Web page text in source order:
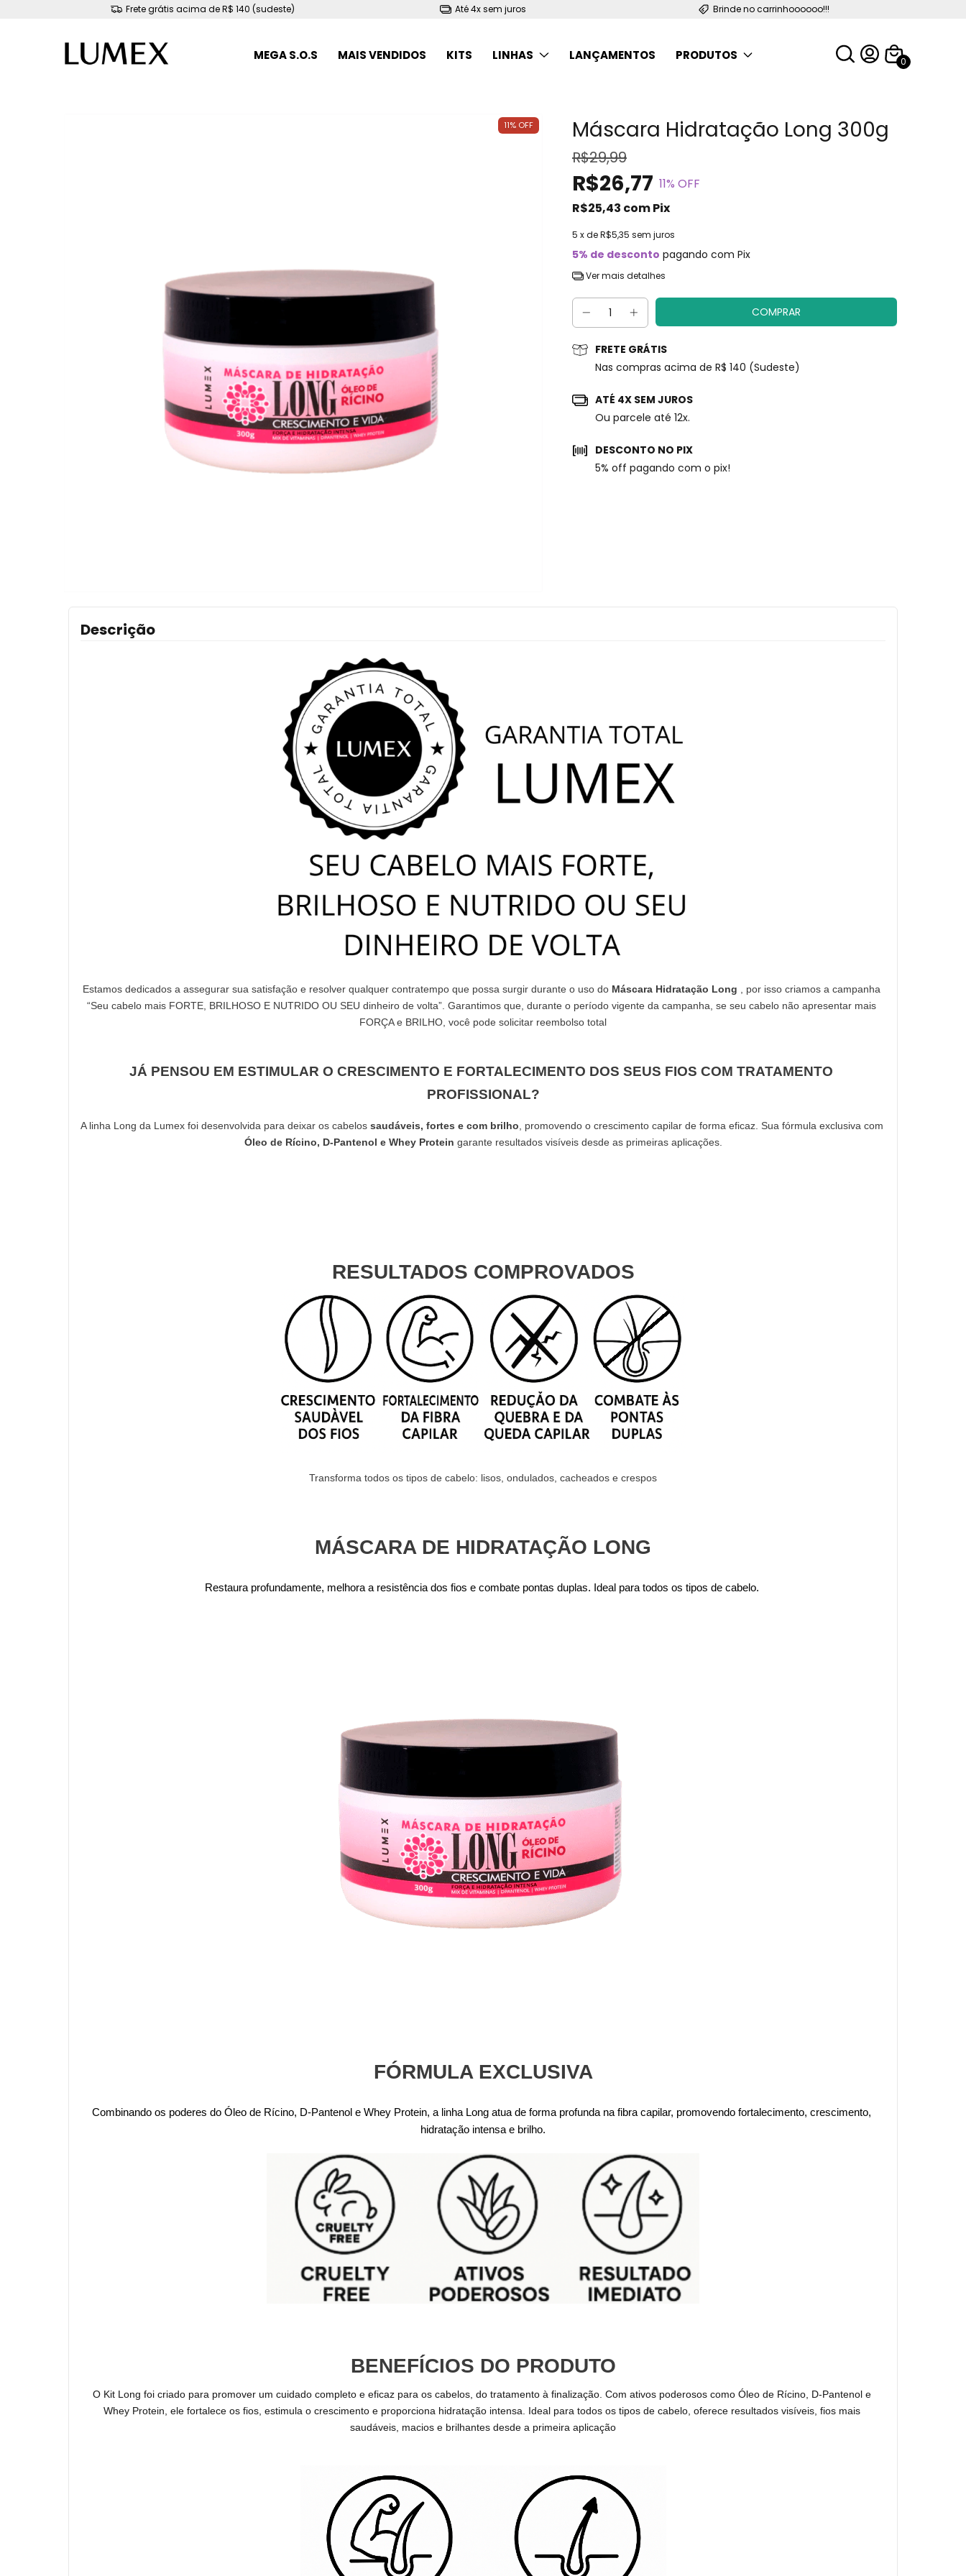
Frete grátis acima de R$ 140 (sudeste) Até 4x sem juros Brinde no carrinhoooooo!!!
MEGA S.O.S MAIS VENDIDOS KITS LINHAS LANÇAMENTOS PRODUTOS 0
11% OFF Máscara Hidratação Long 300g
R$29,99
R$26,77 11% OFF
R$25,43 comPix
5 x deR$5,35 sem juros
5% de desconto pagando com Pix
Ver mais detalhes
FRETE GRÁTIS
Nas compras acima de R$ 140 (Sudeste)
ATÉ 4X SEM JUROS
Ou parcele até 12x.
DESCONTO NO PIX
5% off pagando com o pix!
Descrição
Estamos dedicados a assegurar sua satisfação e resolver qualquer contratempo que possa surgir durante o uso do Máscara Hidratação Long
, por isso criamos a campanha
“Seu cabelo mais FORTE, BRILHOSO E NUTRIDO OU SEU dinheiro de volta”. Garantimos que, durante o período vigente da campanha, se seu cabelo não apresentar mais
FORÇA e BRILHO, você pode solicitar reembolso total
JÁ PENSOU EM ESTIMULAR O CRESCIMENTO E FORTALECIMENTO DOS SEUS FIOS COM TRATAMENTO
PROFISSIONAL?
A linha Long da Lumex foi desenvolvida para deixar os cabelos saudáveis, fortes e com brilho
Óleo de Rícino, D-Pantenol e Whey Protein garante resultados visíveis desde as primeiras aplicações.
RESULTADOS COMPROVADOS
Transforma todos os tipos de cabelo: lisos, ondulados, cacheados e crespos
MÁSCARA DE HIDRATAÇÃO LONG
Restaura profundamente, melhora a resistência dos fios e combate pontas duplas. Ideal para todos os tipos de cabelo.
FÓRMULA EXCLUSIVA
Combinando os poderes do Óleo de Rícino, D-Pantenol e Whey Protein, a linha Long atua de forma profunda na fibra capilar, promovendo fortalecimento, crescimento,
hidratação intensa e brilho.
BENEFÍCIOS DO PRODUTO
O Kit Long foi criado para promover um cuidado completo e eficaz para os cabelos, do tratamento à finalização. Com ativos poderosos como Óleo de Rícino, D-Pantenol e
Whey Protein, ele fortalece os fios, estimula o crescimento e proporciona hidratação intensa. Ideal para todos os tipos de cabelo, oferece resultados visíveis, fios mais
saudáveis, macios e brilhantes desde a primeira aplicação